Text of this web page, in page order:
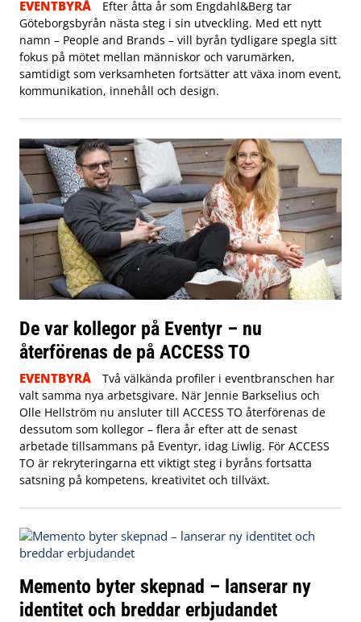
EVENTBYRÅ
Efter åtta år som Engdahl&Berg tar
Göteborgsbyrån nästa steg i sin utveckling. Med ett nytt
namn – People and Brands – vill byrån tydligare spegla sitt
fokus på mötet mellan människor och varumärken,
samtidigt som verksamheten fortsätter att växa inom event,
kommunikation, innehåll och design.
De var kollegor på Eventyr – nu
återförenas de på ACCESS TO
EVENTBYRÅ
Två välkända profiler i eventbranschen har
valt samma nya arbetsgivare. När Jennie Barkselius och
Olle Hellström nu ansluter till ACCESS TO återförenas de
dessutom som kollegor – flera år efter att de senast
arbetade tillsammans på Eventyr, idag Liwlig. För ACCESS
TO är rekryteringarna ett viktigt steg i byråns fortsatta
satsning på kompetens, kreativitet och tillväxt.
Memento byter skepnad – lanserar ny
identitet och breddar erbjudandet